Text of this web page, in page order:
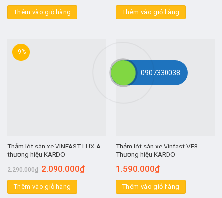
Thêm vào giỏ hàng Thêm vào giỏ hàng
-9%
Thảm lót sàn xe VINFAST LUX A
thương hiệu KARDO
2.290.000₫ 2.090.000₫
Thêm vào giỏ hàng
Thảm lót sàn xe Vinfast VF3
Thương hiệu KARDO
1.590.000₫
Thêm vào giỏ hàng
0907330038